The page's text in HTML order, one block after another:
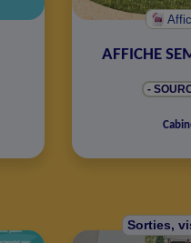
AFFICHE
-
Sorties,